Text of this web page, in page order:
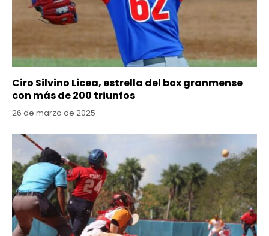
Ciro Silvino Licea, estrella del box granmense
con más de 200 triunfos
26 de marzo de 2025